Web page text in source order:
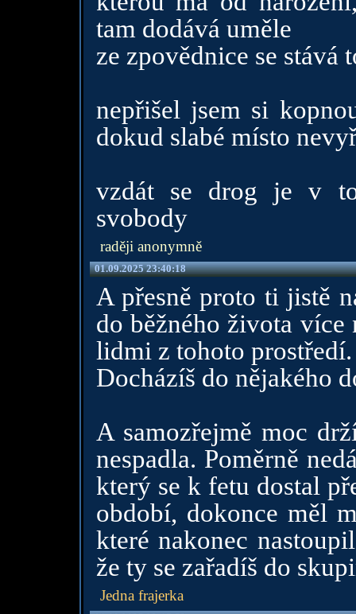
tam dodává uměle
ze zpovědnice se
nepřišel jsem si
dokud slabé místo
vzdát se drog je v
svobody
raději anonymně
01.09.2025 23:40:18
A přesně proto ti jistě
do běžného života
lidmi z tohoto prostředí.
Docházíš do nějakého
A samozřejmě moc
nespadla. Poměrně
který se k fetu dostal
období, dokonce měl
které nakonec
že ty se zařadíš do
Jedna frajerka